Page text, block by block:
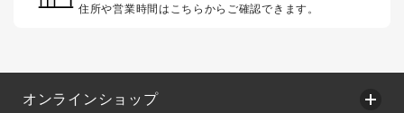
住所や営業時間はこちらからご確認できます。
オンラインショップ